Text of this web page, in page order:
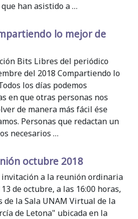
han asistido a …
lo mejor de
Bits Libres del periódico
del 2018 Compartiendo lo
los días podemos
en que otras personas nos
de manera más fácil ése
Personas que redactan un
necesarios …
octubre 2018
invitación a la reunión ordinaria
de octubre, a las 16:00 horas,
de la Sala UNAM Virtual de la
de Letona" ubicada en la